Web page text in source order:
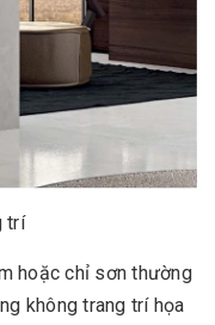
trí
hoặc chỉ sơn thường
không trang trí họa